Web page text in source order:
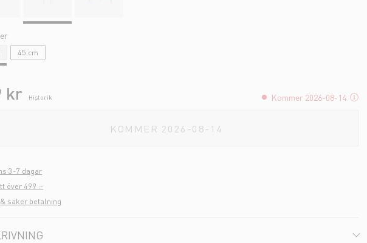
45 cm
kr Historik Kommer 2026-08-14
KOMMER 2026-08-14
3-7 dagar
över 499 :-
säker betalning